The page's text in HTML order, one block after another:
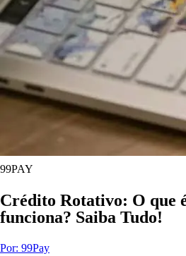
99PAY
Crédito Rotativo: O que
funciona? Saiba Tudo!
Por: 99Pay